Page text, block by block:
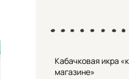
Кабачковая икра
магазине»